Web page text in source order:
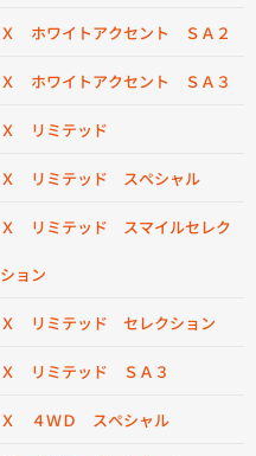
Ｘ ホワイトアクセント ＳＡ２
Ｘ ホワイトアクセント ＳＡ３
Ｘ リミテッド
Ｘ リミテッド スペシャル
Ｘ リミテッド スマイルセレク
ション
Ｘ リミテッド セレクション
Ｘ リミテッド ＳＡ３
Ｘ ４ＷＤ スペシャル